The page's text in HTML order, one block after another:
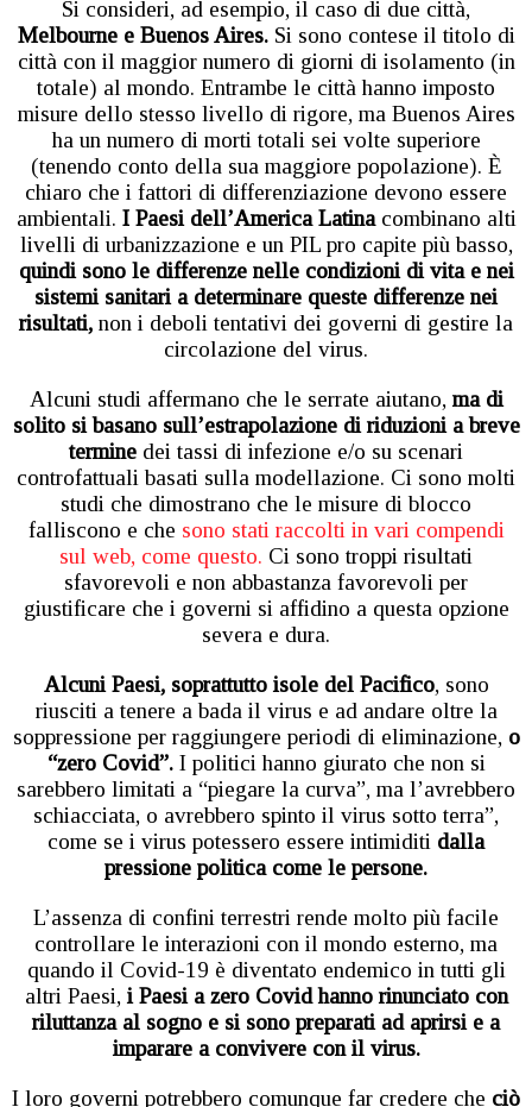
Si consideri, ad esempio, il caso di due città,
Melbourne e Buenos Aires.Si sono contese il titolo di
città con il maggior numero di giorni di isolamento (in
totale) al mondo. Entrambe le città hanno imposto
misure dello stesso livello di rigore, ma Buenos Aires
ha un numero di morti totali sei volte superiore
(tenendo conto della sua maggiore popolazione). È
chiaro che i fattori di differenziazione devono essere
ambientali. I Paesi dell’America Latinacombinano alti
livelli di urbanizzazione e un PIL pro capite più basso,
quindi sono le differenze nelle condizioni di vita e nei
sistemi sanitari a determinare queste differenze nei
risultati, non i deboli tentativi dei governi di gestire la
circolazione del virus.
Alcuni studi affermano che le serrate aiutano, ma di
solito si basano sull’estrapolazione di riduzioni a breve
termine dei tassi di infezione e/o su scenari
controfattuali basati sulla modellazione. Ci sono molti
studi che dimostrano che le misure di blocco
falliscono e che sono stati raccolti in vari compendi
sul web, come questo. Ci sono troppi risultati
sfavorevoli e non abbastanza favorevoli per
giustificare che i governi si affidino a questa opzione
severa e dura.
Alcuni Paesi, soprattutto isole del Pacifico, sono
riusciti a tenere a bada il virus e ad andare oltre la
soppressione per raggiungere periodi di eliminazione, o
“zero Covid”.I politici hanno giurato che non si
sarebbero limitati a “piegare la curva”, ma l’avrebbero
schiacciata, o avrebbero spinto il virus sotto terra”,
come se i virus potessero essere intimiditi dalla
pressione politica come le persone.
L’assenza di confini terrestri rende molto più facile
controllare le interazioni con il mondo esterno, ma
quando il Covid-19 è diventato endemico in tutti gli
altri Paesi, i Paesi a zero Covid hanno rinunciato con
riluttanza al sogno e si sono preparati ad aprirsi e a
imparare a convivere con il virus.
I loro governi potrebbero comunque far credere che ciò